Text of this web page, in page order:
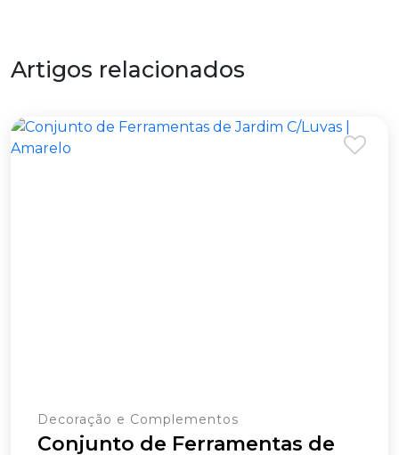
Artigos relacionados
Decoração e Complementos
Conjunto de Ferramentas de